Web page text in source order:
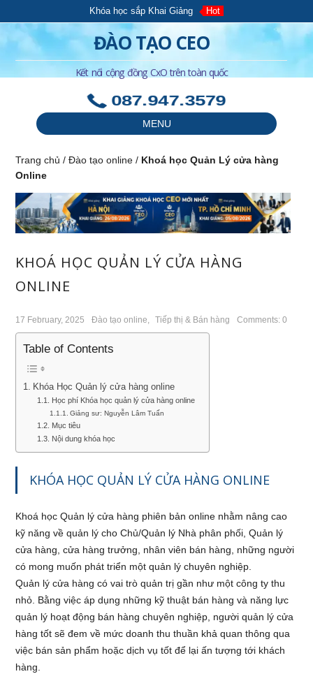
Khóa học sắp Khai Giảng Hot
ĐÀO TẠO CEO
Kết nối cộng đồng CxO trên toàn quốc
087.947.3579
MENU
Trang chủ /Đào tạo online / Khoá học Quản Lý cửa hàng
Online
KHOÁ HỌC QUẢN LÝ CỬA HÀNG
ONLINE
17 February, 2025 Đào tạo online, Tiếp thị & Bán hàng Comments: 0
Table of Contents
Khóa Học Quản lý cửa hàng online
Học phí Khóa học quản lý cửa hàng online
Giảng sư: Nguyễn Lâm Tuấn
Mục tiêu
Nội dung khóa học
KHÓA HỌC QUẢN LÝ CỬA HÀNG ONLINE
Khoá học Quản lý cửa hàng phiên bản online nhằm nâng cao
kỹ năng về quản lý cho Chủ/Quản lý Nhà phân phối, Quản lý
cửa hàng, cửa hàng trưởng, nhân viên bán hàng, những người
có mong muốn phát triển một quản lý chuyên nghiệp.
Quản lý cửa hàng có vai trò quản trị gần như một công ty thu
nhỏ. Bằng việc áp dụng những kỹ thuật bán hàng và năng lực
quản lý hoạt động bán hàng chuyên nghiệp, người quản lý cửa
hàng tốt sẽ đem về mức doanh thu thuần khả quan thông qua
việc bán sản phẩm hoặc dịch vụ tốt để lại ấn tượng tới khách
hàng.